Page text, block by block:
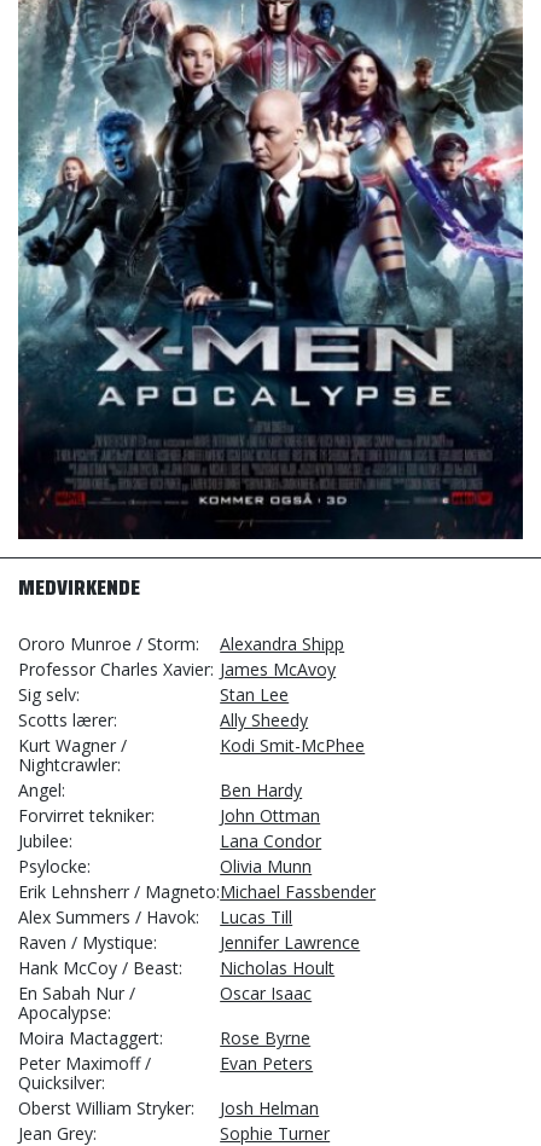
MEDVIRKENDE
Ororo Munroe / Storm
Alexandra Shipp
Professor Charles Xavier James McAvoy
Sig selv
Stan Lee
Scotts lærer
Ally Sheedy
Kurt Wagner /
Nightcrawler
Kodi Smit-McPhee
Angel
Ben Hardy
Forvirret tekniker
John Ottman
Jubilee
Lana Condor
Psylocke
Olivia Munn
Erik Lehnsherr / Magneto Michael Fassbender
Alex Summers / Havok
Lucas Till
Raven / Mystique
Jennifer Lawrence
Hank McCoy / Beast
Nicholas Hoult
En Sabah Nur /
Apocalypse
Oscar Isaac
Moira Mactaggert
Rose Byrne
Peter Maximoff /
Quicksilver
Evan Peters
Oberst William Stryker
Josh Helman
Jean Grey
Sophie Turner